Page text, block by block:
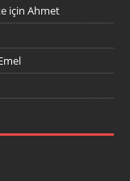
için Ahmet